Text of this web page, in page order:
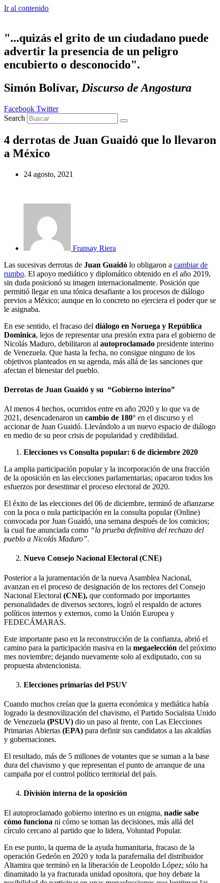
Ir al contenido
"...quizás el grito de un ciudadano puede
advertir la presencia de un peligro
encubierto o desconocido".
Simón Bolívar, Discurso de Angostura
Facebook Twitter
Search
4 derrotas de Juan Guaidó que lo llevaron
a México
24 agosto, 2021
Fransay Riera
Las sucesivas derrotas de Juan Guaidó lo obligaron a cambiar de
rumbo. El apoyo mediático y diplomático obtenido en el año 2019,
sin duda posicionó su imagen internacionalmente. Posición que
permitió llegar en una tónica desafiante a los procesos de diálogo
previos a México; aunque en lo concreto no ejerciera el poder que se
le asignaba.
En ese sentido, el fracaso del diálogo en Noruega y República
Dominica, lejos de representar una presión extra para el gobierno de
Nicolás Maduro, debilitaron al autoproclamado presidente interino
de Venezuela. Que hasta la fecha, no consigue ninguno de los
objetivos planteados en su agenda, más allá de las sanciones que
afectan el bienestar del pueblo.
Derrotas de Juan Guaidó y su “Gobierno interino”
Al menos 4 hechos, ocurridos entre en año 2020 y lo que va de
2021, desencadenaron un cambio de 180° en el discurso y el
accionar de Juan Guaidó. Llevándolo a un nuevo espacio de diálogo
en medio de su peor crisis de popularidad y credibilidad.
Elecciones vs Consulta popular: 6 de diciembre 2020
La amplia participación popular y la incorporación de una fracción
de la oposición en las elecciones parlamentarias; opacaron todos los
esfuerzos por desestimar el proceso electoral de 2020.
El éxito de las elecciones del 06 de diciembre, terminó de afianzarse
con la poca o nula participación en la consulta popular (Online)
convocada por Juan Guaidó, una semana después de los comicios;
la cual fue anunciada como “la prueba definitiva del rechazo del
pueblo a Nicolás Maduro”.
Nuevo Consejo Nacional Electoral (CNE)
Posterior a la juramentación de la nueva Asamblea Nacional,
avanzan en el proceso de designación de los rectores del Consejo
Nacional Electoral (CNE), que conformado por importantes
personalidades de diversos sectores, logró el respaldo de actores
políticos internos y externos, como la Unión Europea y
FEDECÁMARAS.
Este importante paso en la reconstrucción de la confianza, abrió el
camino para la participación masiva en la megaelección del próximo
mes noviembre; dejando nuevamente solo al exdiputado, con su
propuesta abstencionista.
Elecciones primarias del PSUV
Cuando muchos creían que la guerra económica y mediática había
logrado la desmovilización del chavismo, el Partido Socialista Unido
de Venezuela (PSUV) dio un paso al frente, con Las Elecciones
Primarias Abiertas (EPA) para definir sus candidatos a las alcaldías
y gobernaciones.
El resultado, más de 5 millones de votantes que se suman a la base
dura del chavismo y que representan el punto de arranque de una
campaña por el control político territorial del país.
División interna de la oposición
El autoproclamado gobierno interino es un enigma, nadie sabe
cómo funciona ni cómo se toman las decisiones, más allá del
círculo cercano al partido que lo lidera, Voluntad Popular.
En ese punto, la quema de la ayuda humanitaria, fracaso de la
operación Gedeón en 2020 y toda la parafernalia del distribuidor
Altamira que terminó en la liberación de Leopoldo López; sólo ha
dinamitado la ya fracturada unidad opositora, que hoy debate la